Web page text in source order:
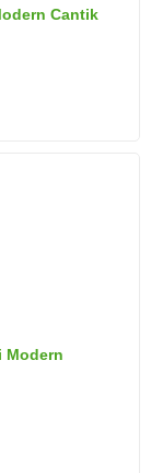
Cantik
Modern